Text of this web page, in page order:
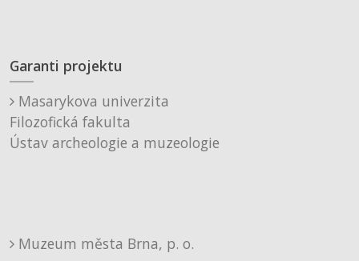
Garanti projektu
Masarykova univerzita
Filozofická fakulta
Ústav archeologie a muzeologie
Muzeum města Brna, p. o.